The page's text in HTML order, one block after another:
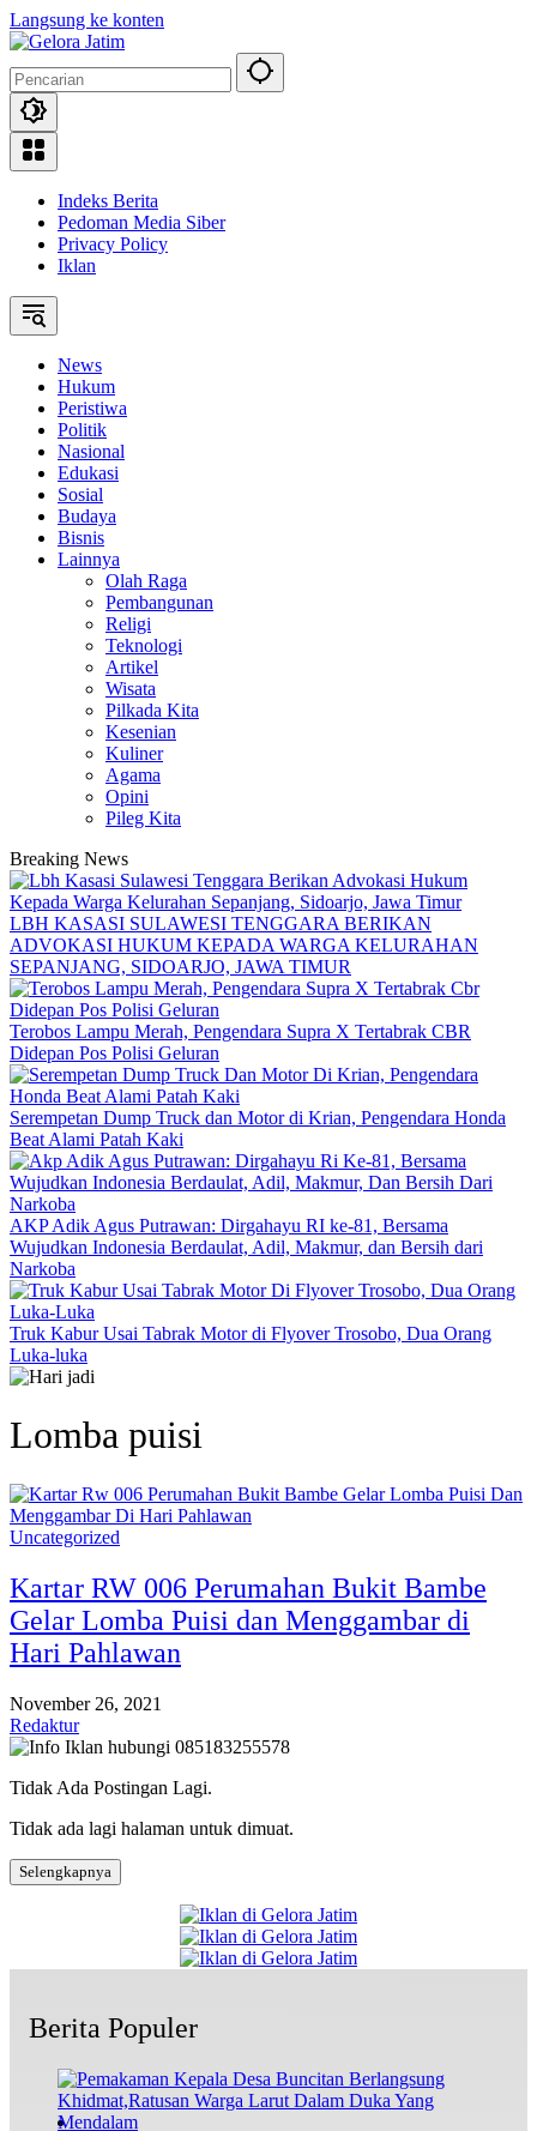
Langsung ke konten
Indeks Berita
Pedoman Media Siber
Privacy Policy
Iklan
News
Hukum
Peristiwa
Politik
Nasional
Edukasi
Sosial
Budaya
Bisnis
Lainnya
Olah Raga
Pembangunan
Religi
Teknologi
Artikel
Wisata
Pilkada Kita
Kesenian
Kuliner
Agama
Opini
Pileg Kita
Breaking News
LBH KASASI SULAWESI TENGGARA BERIKAN
ADVOKASI HUKUM KEPADA WARGA KELURAHAN
SEPANJANG, SIDOARJO, JAWA TIMUR
Terobos Lampu Merah, Pengendara Supra X Tertabrak CBR
Didepan Pos Polisi Geluran
Serempetan Dump Truck dan Motor di Krian, Pengendara Honda
Beat Alami Patah Kaki
AKP Adik Agus Putrawan: Dirgahayu RI ke-81, Bersama
Wujudkan Indonesia Berdaulat, Adil, Makmur, dan Bersih dari
Narkoba
Truk Kabur Usai Tabrak Motor di Flyover Trosobo, Dua Orang
Luka-luka
Lomba puisi
Uncategorized
Kartar RW 006 Perumahan Bukit Bambe
Gelar Lomba Puisi dan Menggambar di
Hari Pahlawan
November 26, 2021
Redaktur
Tidak Ada Postingan Lagi.
Tidak ada lagi halaman untuk dimuat.
Selengkapnya
Berita Populer